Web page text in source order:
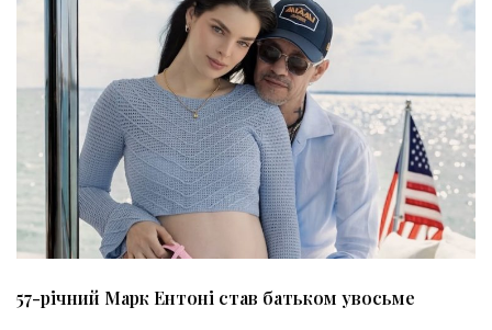
57-річний Марк Ентоні став батьком увосьме